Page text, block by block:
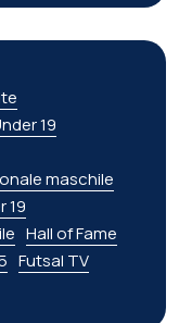
19
maschile
19
Hall of Fame
Futsal TV